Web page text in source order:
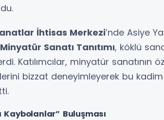
İhtisas Merkezi’nde Asiye
Minyatür Sanatı Tanıtımı, köklü
Katılımcılar, minyatür sanatının
bizzat deneyimleyerek bu kadim
Buluşması